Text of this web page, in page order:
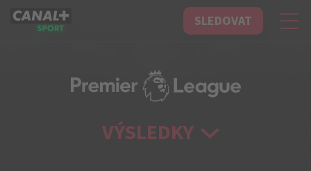
CANAL+ Sport SLEDOVAT
VÝSLEDKY